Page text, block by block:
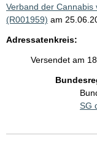
Verband der Cannabis
(R001959) am
Adressatenkreis:
Versendet am
SG